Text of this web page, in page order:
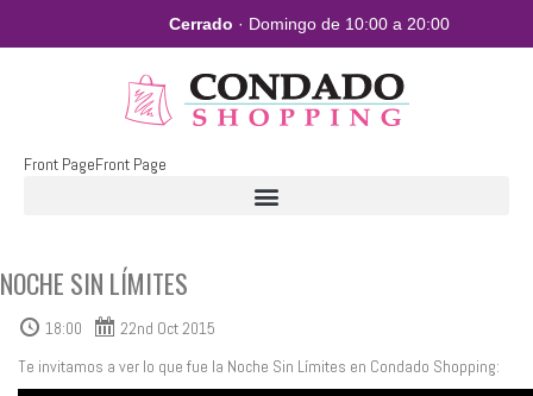
Cerrado · Domingo de 10:00 a 20:00
Front PageFront Page
NOCHE SIN LÍMITES
18:00
22nd Oct 2015
Te invitamos a ver lo que fue la Noche Sin Límites en Condado Shopping: